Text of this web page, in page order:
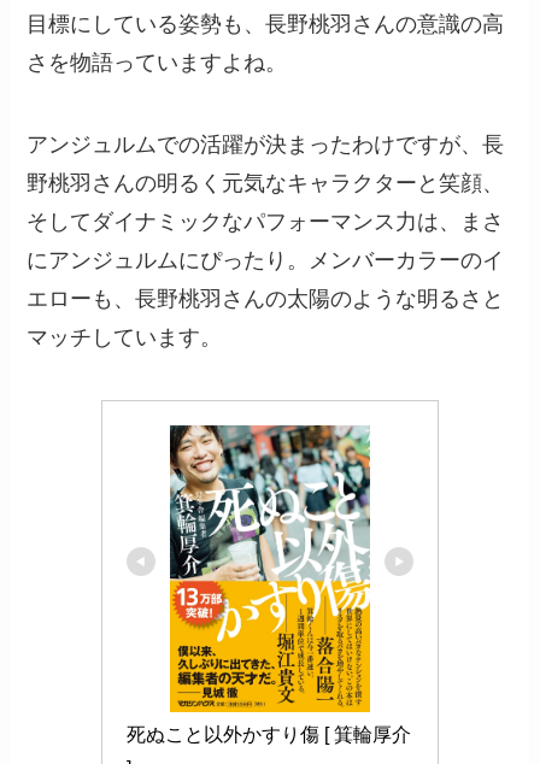
目標にしている姿勢も、長野桃羽さんの意識の高
さを物語っていますよね。
アンジュルムでの活躍が決まったわけですが、長
野桃羽さんの明るく元気なキャラクターと笑顔、
そしてダイナミックなパフォーマンス力は、まさ
にアンジュルムにぴったり。メンバーカラーのイ
エローも、長野桃羽さんの太陽のような明るさと
マッチしています。
死ぬこと以外かすり傷 [ 箕輪厚介